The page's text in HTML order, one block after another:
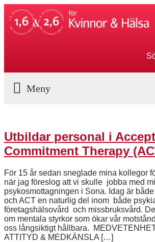
Utbildar personal i
Commitment Therapy
För 15 år sedan sneglade mina kollegor
när jag föreslog att vi skulle jobba med
psykosmottagningen i Sona. Idag är
och ACT en naturlig del inom både
företagshälsovård och missbruksvård.
om mentala styrkor som ökar vår
oss långsiktigt hållbara.
ATTITYD & MEDKÄNSLA […]